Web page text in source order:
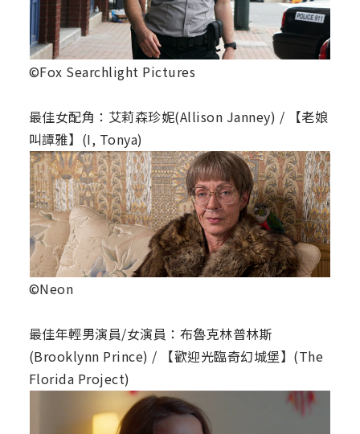
©Fox Searchlight Pictures
最佳女配角：艾莉森珍妮(Allison Janney) / 【老娘
叫譚雅】(I, Tonya)
©Neon
最佳年輕男演員/女演員：布魯克林普林斯
(Brooklynn Prince) / 【歡迎光臨奇幻城堡】(The
Florida Project)